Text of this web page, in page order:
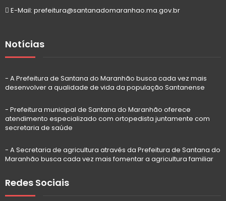
E-Mail: prefeitura@santanadomaranhao.ma.gov.br
Notícias
- A Prefeitura de Santana do Maranhão busca cada vez mais
desenvolver a qualidade de vida da população Santanense
- Prefeitura municipal de Santana do Maranhão oferece
atendimento especializado com ortopedista juntamente com
secretaria de saúde
- A Secretaria de agricultura através da Prefeitura de Santana do
Maranhão busca cada vez mais fomentar a agricultura familiar
Redes Sociais